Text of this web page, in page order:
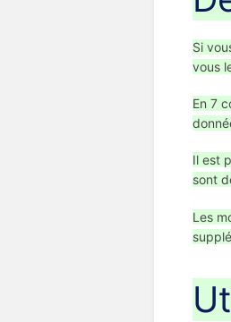
Si
vous
En 7
Il est
sont
Les